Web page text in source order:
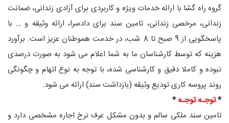
گروه راه گشا با ارائه خدمات ویژه و کاربردی برای آزادی زندانی، ضمانت
زندانی، مرخصی زندانی، تامین سند برای دادسرا، ارائه وثیقه و … با
پاسخگویی از 9 صبح تا 8 شب، در خدمت هموطنان عزیز است. برآورد
هزینه که توسط کارشناسان ما به شما اعلام می شود به صورت درصدی
نبوده و کاملا دقیق و کارشناسی شده، با توجه به نوع اتهام و چگونگی
روند پروسه کاری تودیع وثیقه (بازداشت سند) ارائه می شود.
*توجـه توجـه*
تامین سند ملکی سالم و بدون مشکل عرف نرخ اجاره مشخصی دارد و